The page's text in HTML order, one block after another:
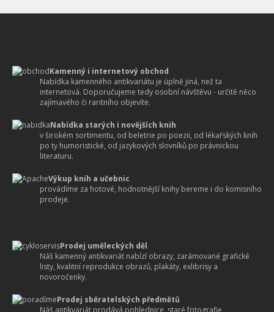
Kamenný i internetový obchod
Nabídka kamenného antikvariátu je úplně jiná, než ta
internetová. Doporučujeme tedy osobní návštěvu - určitě něco
zajímavého či raritního objevíte.
Nabídka starých i novějších knih
v širokém sortimentu, od beletrie po poezii, od lékařských knih
po ty humoristické, od jazykových slovníků po právnickou
literaturu.
Výkup knih a učebnic
provádíme za hotové, hodnotnější knihy bereme i do komisního
prodeje.
Prodej uměleckých děl
Náš kamenný antikvariát nabízí obrazy, zarámované grafické
listy, kvalitní reprodukce obrazů, plakáty, exlibrisy a
novoročenky.
Prodej sběratelských předmětů
Náš antikvariát prodává pohlednice, staré fotografie,